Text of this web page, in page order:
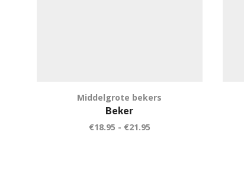
Middelgrote bekers
Beker
€18.95 - €21.95